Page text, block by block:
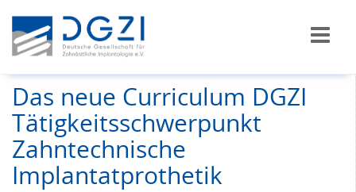
Das neue Curriculum DGZI
Tätigkeitsschwerpunkt
Zahntechnische
Implantatprothetik